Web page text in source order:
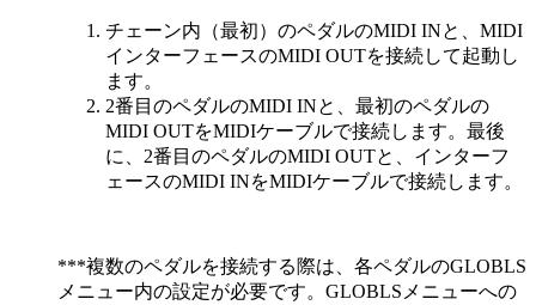
チェーン内（最初）のペダルのMIDI INと、MIDI
インターフェースのMIDI OUTを接続して起動し
ます。
2番目のペダルのMIDI INと、最初のペダルの
MIDI OUTをMIDIケーブルで接続します。最後
に、2番目のペダルのMIDI OUTと、インターフ
ェースのMIDI INをMIDIケーブルで接続します。
***複数のペダルを接続する際は、各ペダルのGLOBLS
メニュー内の設定が必要です。GLOBLSメニューへの